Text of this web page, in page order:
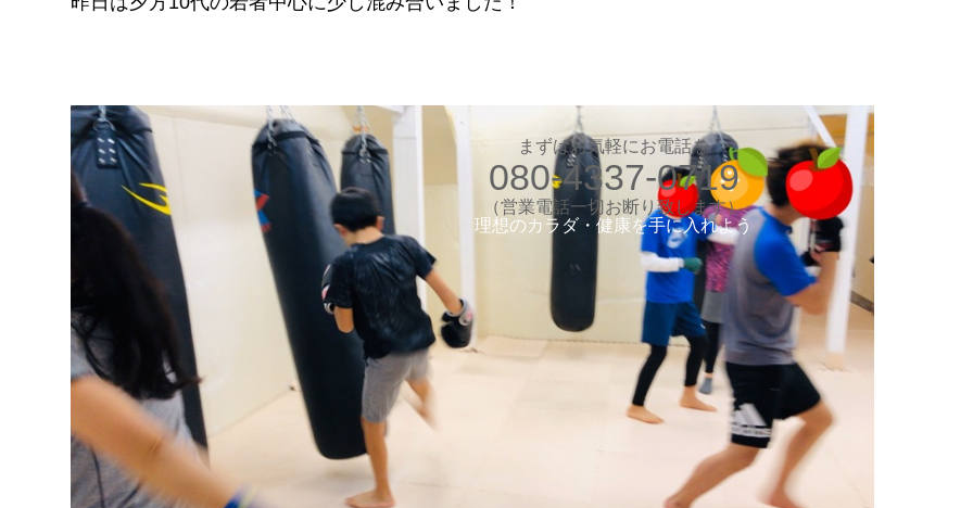
（営業電話一切お断り）
理想のカラダ・健康を手に入れよう
​体験入会実施中
トに移動します
ちください
まずはお気軽にお電話を
080-4337-0719
​（営業電話一切お断り致します）
​理想のカラダ・健康を手に入れよう